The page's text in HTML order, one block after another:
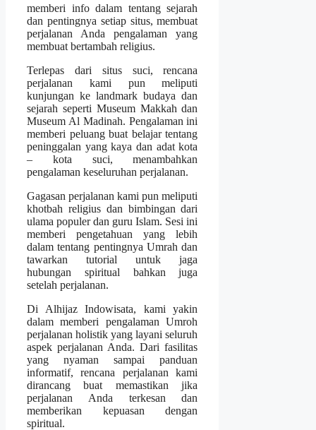
memberi info dalam tentang sejarah
dan pentingnya setiap situs, membuat
perjalanan Anda pengalaman yang
membuat bertambah religius.
Terlepas dari situs suci, rencana
perjalanan kami pun meliputi
kunjungan ke landmark budaya dan
sejarah seperti Museum Makkah dan
Museum Al Madinah. Pengalaman ini
memberi peluang buat belajar tentang
peninggalan yang kaya dan adat kota
– kota suci, menambahkan
pengalaman keseluruhan perjalanan.
Gagasan perjalanan kami pun meliputi
khotbah religius dan bimbingan dari
ulama populer dan guru Islam. Sesi ini
memberi pengetahuan yang lebih
dalam tentang pentingnya Umrah dan
tawarkan tutorial untuk jaga
hubungan spiritual bahkan juga
setelah perjalanan.
Di Alhijaz Indowisata, kami yakin
dalam memberi pengalaman Umroh
perjalanan holistik yang layani seluruh
aspek perjalanan Anda. Dari fasilitas
yang nyaman sampai panduan
informatif, rencana perjalanan kami
dirancang buat memastikan jika
perjalanan Anda terkesan dan
memberikan kepuasan dengan
spiritual.